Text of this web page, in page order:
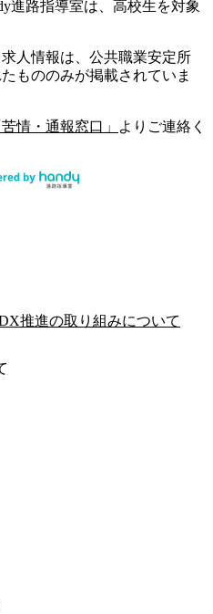
進路指導室は、高校生を対象
人情報は、公共職業安定所
もののみが掲載されていま
苦情・通報窓口」
よりご連絡く
推進の取り組みについて